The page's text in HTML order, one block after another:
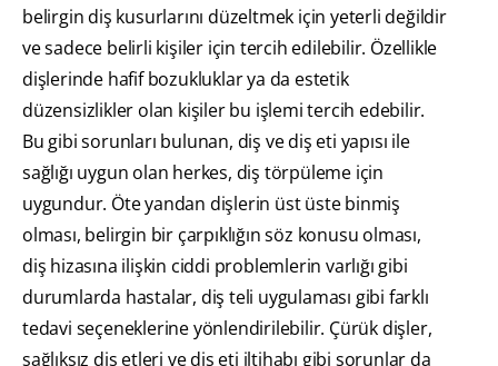
belirgin diş kusurlarını düzeltmek için yeterli değildir
ve sadece belirli kişiler için tercih edilebilir. Özellikle
dişlerinde hafif bozukluklar ya da estetik
düzensizlikler olan kişiler bu işlemi tercih edebilir.
Bu gibi sorunları bulunan, diş ve diş eti yapısı ile
sağlığı uygun olan herkes, diş törpüleme için
uygundur. Öte yandan dişlerin üst üste binmiş
olması, belirgin bir çarpıklığın söz konusu olması,
diş hizasına ilişkin ciddi problemlerin varlığı gibi
durumlarda hastalar, diş teli uygulaması gibi farklı
tedavi seçeneklerine yönlendirilebilir. Çürük dişler,
sağlıksız diş etleri ve diş eti iltihabı gibi sorunlar da